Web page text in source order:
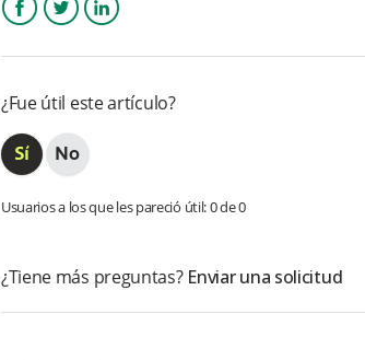
¿Fue útil este artículo?
Usuarios a los que les pareció útil: 0 de 0
¿Tiene más preguntas? Enviar una solicitud